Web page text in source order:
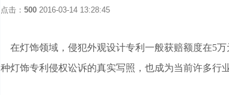
点击： 500 2016-03-14 13:28:45
在灯饰领域，侵犯外观设计专利一般获赔额度在5
种灯饰专利侵权讼诉的真实写照，也成为当前许多行